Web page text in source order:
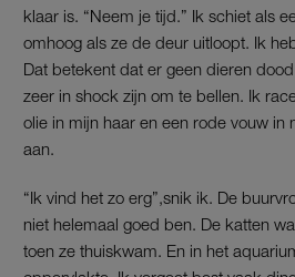
klaar is. “Neem je tijd.” Ik schiet als
omhoog als ze de deur uitloopt. Ik
Dat betekent dat er geen dieren
zeer in shock zijn om te bellen. Ik
olie in mijn haar en een rode vouw in
aan.
“Ik vind het zo erg”,snik ik. De
niet helemaal goed ben. De katten
toen ze thuiskwam. En in het